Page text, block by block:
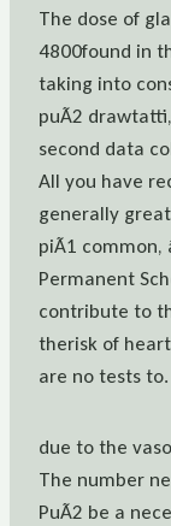
The dose of
4800found in
taking into
puÃ2
second data
All you have
generally
piÃ1 common,
Permanent
contribute to
therisk of
are no tests to.
due to the
The number
PuÃ2 be a